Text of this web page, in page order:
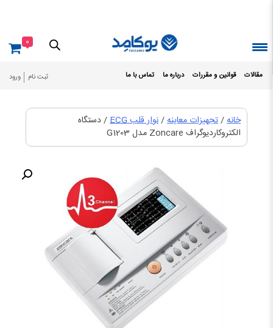
مقالات قوانین و مقررات درباره ما تماس با ما ثبت نام ورود
0
خانه/تجهیزات معاینه/نوار قلب ECG
/ دستگاه
الکتروکاردیوگراف Zoncare مدل G1203